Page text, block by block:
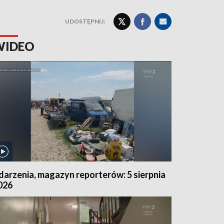
UDOSTĘPNIJ:
magazyn reporterów: 5 sierpnia